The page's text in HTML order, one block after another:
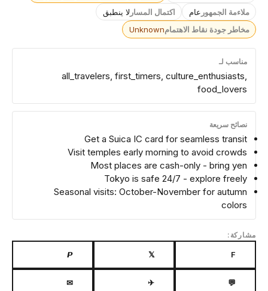
ملاءمة الجمهور عام اكتمال المسار لا ينطبق
مخاطر جودة نقاط الاهتمامUnknown
مناسب لـ
all_travelers, first_timers, culture_enthusiasts,
food_lovers
نصائح سريعة
Get a Suica IC card for seamless transit
Visit temples early morning to avoid crowds
Most places are cash-only - bring yen
Tokyo is safe 24/7 - explore freely
Seasonal visits: October-November for autumn
colors
مشاركة:
F
𝕏
𝙋
💬
✈
✉